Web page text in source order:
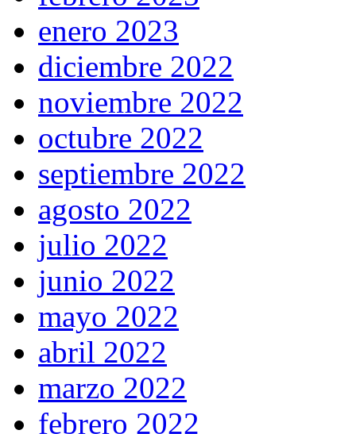
enero 2023
diciembre 2022
noviembre 2022
octubre 2022
septiembre 2022
agosto 2022
julio 2022
junio 2022
mayo 2022
abril 2022
marzo 2022
febrero 2022